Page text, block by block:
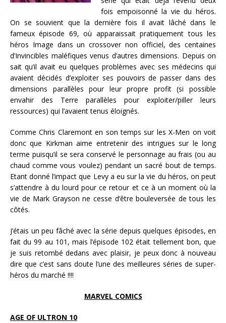
fois empoisonné la vie du héros.
On se souvient que la dernière fois il avait lâché dans le
fameux épisode 69, où apparaissait pratiquement tous les
héros Image dans un crossover non officiel, des centaines
d’Invincibles maléfiques venus d’autres dimensions. Depuis on
sait qu’il avait eu quelques problèmes avec ses médecins qui
avaient décidés d’exploiter ses pouvoirs de passer dans des
dimensions parallèles pour leur propre profit (si possible
envahir des Terre parallèles pour exploiter/piller leurs
ressources) qui l’avaient tenus éloignés.
Comme Chris Claremont en son temps sur les X-Men on voit
donc que Kirkman aime entretenir des intrigues sur le long
terme puisqu’il se sera conservé le personnage au frais (ou au
chaud comme vous voulez) pendant un sacré bout de temps.
Etant donné l’impact que Levy a eu sur la vie du héros, on peut
s’attendre à du lourd pour ce retour et ce à un moment où la
vie de Mark Grayson ne cesse d’être bouleversée de tous les
côtés.
J’étais un peu fâché avec la série depuis quelques épisodes, en
fait du 99 au 101, mais l’épisode 102 était tellement bon, que
je suis retombé dedans avec plaisir, je peux donc à nouveau
dire que c’est sans doute l’une des meilleures séries de super-
héros du marché !!!!
MARVEL COMICS
AGE OF ULTRON 10